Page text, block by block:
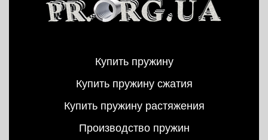
Купить пружину
Купить пружину сжатия
Купить пружину растяжения
Производство пружин